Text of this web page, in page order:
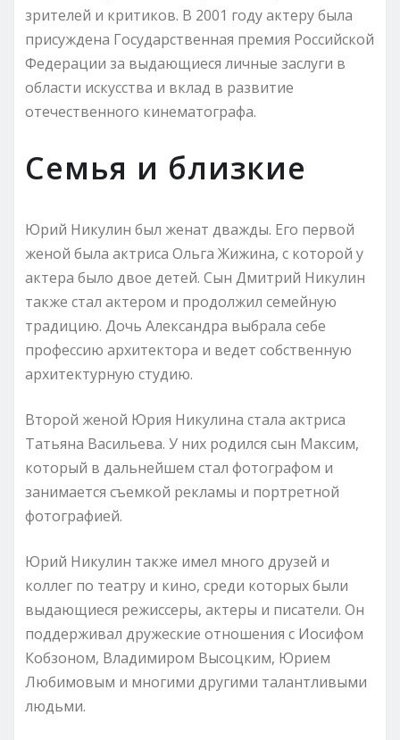
зрителей и критиков. В 2001 году актеру была
присуждена Государственная премия Российской
Федерации за выдающиеся личные заслуги в
области искусства и вклад в развитие
отечественного кинематографа.
Семья и близкие
Юрий Никулин был женат дважды. Его первой
женой была актриса Ольга Жижина, с которой у
актера было двое детей. Сын Дмитрий Никулин
также стал актером и продолжил семейную
традицию. Дочь Александра выбрала себе
профессию архитектора и ведет собственную
архитектурную студию.
Второй женой Юрия Никулина стала актриса
Татьяна Васильева. У них родился сын Максим,
который в дальнейшем стал фотографом и
занимается съемкой рекламы и портретной
фотографией.
Юрий Никулин также имел много друзей и
коллег по театру и кино, среди которых были
выдающиеся режиссеры, актеры и писатели. Он
поддерживал дружеские отношения с Иосифом
Кобзоном, Владимиром Высоцким, Юрием
Любимовым и многими другими талантливыми
людьми.